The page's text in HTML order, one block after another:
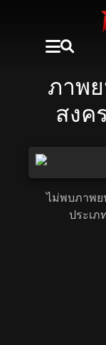
ภาพ
สงค
ไม่พบภาพ
ประเภ